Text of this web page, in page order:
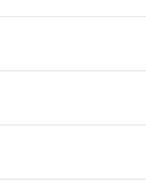
verifica
con protocolli